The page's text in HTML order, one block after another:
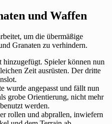
und Waffen
um die übermäßige
Granaten zu verhindern.
hinzugefügt. Spieler können nun
Zeit ausrüsten. Der dritte
wurde angepasst und fällt nun
grobe Orientierung, nicht mehr
werden.
rollen und abprallen, inwiefern